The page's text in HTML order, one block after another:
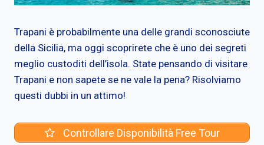
Trapani è probabilmente una delle grandi sconosciute
della Sicilia, ma oggi scoprirete che è uno dei segreti
meglio custoditi dell’isola. State pensando di visitare
Trapani e non sapete se ne vale la pena? Risolviamo
questi dubbi in un attimo!
Controllare Disponibilità Free Tour